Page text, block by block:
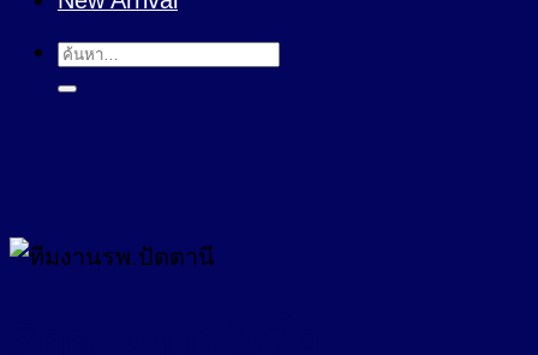
ค้นหา: